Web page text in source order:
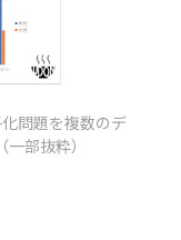
問題を複数のデ
部抜粋）